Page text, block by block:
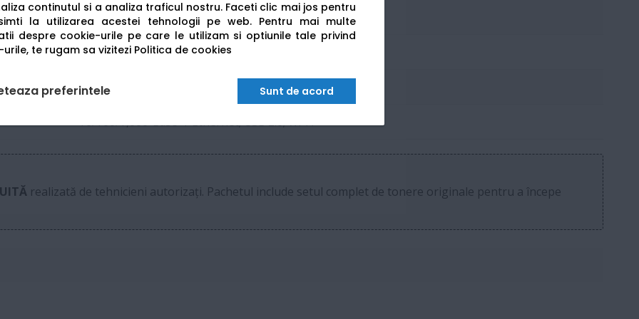
continutul si a analiza traficul nostru. Faceti clic mai jos pentru
la utilizarea acestei tehnologii pe web. Pentru mai multe
despre cookie-urile pe care le utilizam si optiunile tale privind
te rugam sa vizitezi Politica de cookies
preferintele Sunt de acord
1800 x 600 dpi; 1200 x 1200 dpi
6 GB (Standard) / Stocare HDD 128 GB
RADF automat
10/100/1,000-Base-T Ethernet; USB 2.0; Wi-Fi
realizată de tehnicieni autorizați. Pachetul include setul complet de tonere originale pentru a începe